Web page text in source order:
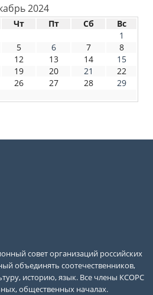
2024
Чт Пт Сб
Вс
1
5 6 7
8
12 13 14
15
19 20 21
22
26 27 28
29
совет организаций российских
объединять соотечественников,
историю, язык. Все члены КСОРС
общественных началах.